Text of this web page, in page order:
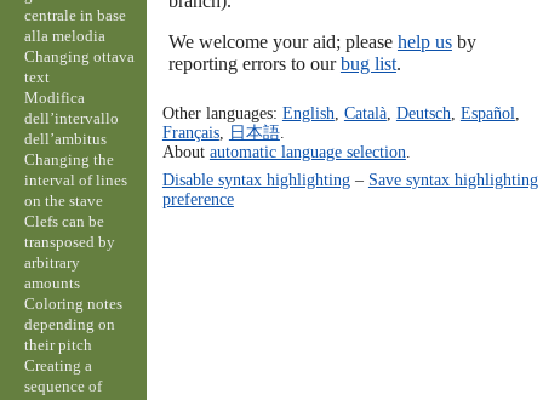
We welcome your aid; please help usby
reporting errors to ourbug list.
Other languages: English Català, Deutsch Español
Français, 日本語.
About automatic language selection
Disable syntax highlighting– Save syntax highlighting
preference
centrale in base
alla melodia
Changing ottava
text
Modifica
dell’intervallo
dell’ambitus
Changing the
interval of lines
on the stave
Clefs can be
transposed by
arbitrary
amounts
Coloring notes
depending on
their pitch
Creating a
sequence of